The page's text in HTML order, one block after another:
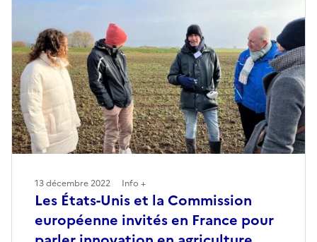
Les États-Unis et la Commission
européenne invités en France pour
13 décembre 2022 Info +